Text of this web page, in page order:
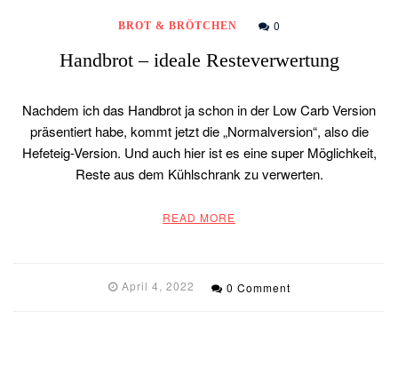
BROT & BRÖTCHEN 0
Handbrot – ideale Resteverwertung
Nachdem ich das Handbrot ja schon in der Low Carb Version
präsentiert habe, kommt jetzt die „Normalversion“, also die
Hefeteig-Version. Und auch hier ist es eine super Möglichkeit,
Reste aus dem Kühlschrank zu verwerten.
READ MORE
April 4, 2022 0 Comment